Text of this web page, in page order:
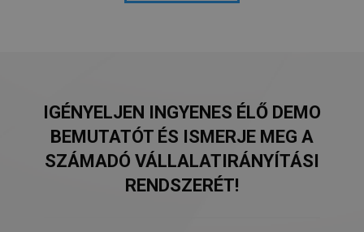
IGÉNYELJEN INGYENES ÉLŐ DEMO
BEMUTATÓT ÉS ISMERJE MEG A
SZÁMADÓ VÁLLALATIRÁNYÍTÁSI
RENDSZERÉT!